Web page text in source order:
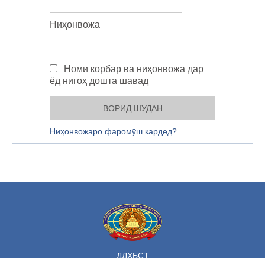
Ниҳонвожа
Номи корбар ва ниҳонвожа дар
ёд нигоҳ дошта шавад
Ниҳонвожаро фаромӯш кардед?
ДДҲБСТ